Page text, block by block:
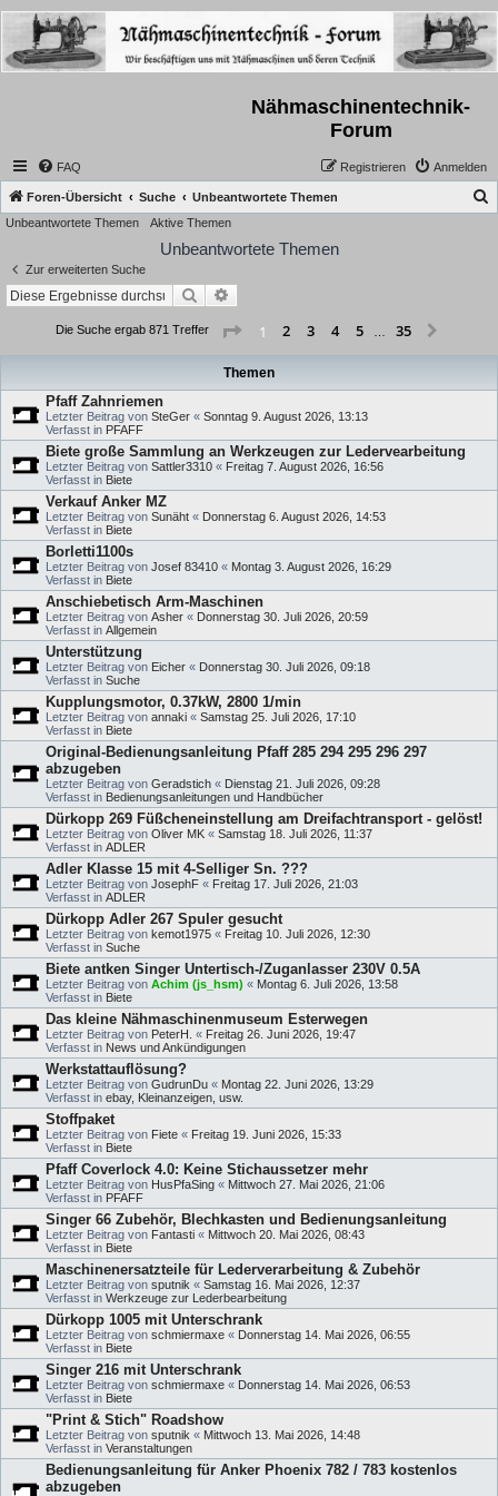
Nähmaschinentechnik-
Forum
FAQ Anmelden
Registrieren
Foren-Übersicht Suche Unbeantwortete Themen
Unbeantwortete Themen Aktive Themen
Unbeantwortete Themen
Zur erweiterten Suche
Suche
Die Suche ergab 871 Treffer Seite 1von 35
1 2 3 4 5 35
Themen
Pfaff Zahnriemen
Letzter Beitrag von SteGer « Sonntag 9. August 2026, 13:13
Verfasst in PFAFF
Biete große Sammlung an Werkzeugen zur Ledervearbeitung
Letzter Beitrag von Sattler3310 « Freitag 7. August 2026, 16:56
Verfasst in Biete
Verkauf Anker MZ
Letzter Beitrag von Sunäht « Donnerstag 6. August 2026, 14:53
Verfasst in Biete
Borletti1100s
Letzter Beitrag von Josef 83410 « Montag 3. August 2026, 16:29
Verfasst in Biete
Anschiebetisch Arm-Maschinen
Letzter Beitrag von Asher « Donnerstag 30. Juli 2026, 20:59
Verfasst in Allgemein
Unterstützung
Letzter Beitrag von Eicher « Donnerstag 30. Juli 2026, 09:18
Verfasst in Suche
Kupplungsmotor, 0.37kW, 2800 1/min
Letzter Beitrag von annaki « Samstag 25. Juli 2026, 17:10
Verfasst in Biete
Original-Bedienungsanleitung Pfaff 285 294 295 296 297
abzugeben
Letzter Beitrag von Geradstich « Dienstag 21. Juli 2026, 09:28
Verfasst in Bedienungsanleitungen und Handbücher
Dürkopp 269 Füßcheneinstellung am Dreifachtransport - gelöst!
Letzter Beitrag von Oliver MK « Samstag 18. Juli 2026, 11:37
Verfasst in ADLER
Adler Klasse 15 mit 4-Selliger Sn. ???
Letzter Beitrag von JosephF « Freitag 17. Juli 2026, 21:03
Verfasst in ADLER
Dürkopp Adler 267 Spuler gesucht
Letzter Beitrag von kemot1975 « Freitag 10. Juli 2026, 12:30
Verfasst in Suche
Biete antken Singer Untertisch-/Zuganlasser 230V 0.5A
Letzter Beitrag von Achim (js_hsm) « Montag 6. Juli 2026, 13:58
Verfasst in Biete
Das kleine Nähmaschinenmuseum Esterwegen
Letzter Beitrag von PeterH. « Freitag 26. Juni 2026, 19:47
Verfasst in News und Ankündigungen
Werkstattauflösung?
Letzter Beitrag von GudrunDu « Montag 22. Juni 2026, 13:29
Verfasst in ebay, Kleinanzeigen, usw.
Stoffpaket
Letzter Beitrag von Fiete « Freitag 19. Juni 2026, 15:33
Verfasst in Biete
Pfaff Coverlock 4.0: Keine Stichaussetzer mehr
Letzter Beitrag von HusPfaSing « Mittwoch 27. Mai 2026, 21:06
Verfasst in PFAFF
Singer 66 Zubehör, Blechkasten und Bedienungsanleitung
Letzter Beitrag von Fantasti « Mittwoch 20. Mai 2026, 08:43
Verfasst in Biete
Maschinenersatzteile für Lederverarbeitung & Zubehör
Letzter Beitrag von sputnik « Samstag 16. Mai 2026, 12:37
Verfasst in Werkzeuge zur Lederbearbeitung
Dürkopp 1005 mit Unterschrank
Letzter Beitrag von schmiermaxe « Donnerstag 14. Mai 2026, 06:55
Verfasst in Biete
Singer 216 mit Unterschrank
Letzter Beitrag von schmiermaxe « Donnerstag 14. Mai 2026, 06:53
Verfasst in Biete
"Print & Stich" Roadshow
Letzter Beitrag von sputnik « Mittwoch 13. Mai 2026, 14:48
Verfasst in Veranstaltungen
Bedienungsanleitung für Anker Phoenix 782 / 783 kostenlos
abzugeben